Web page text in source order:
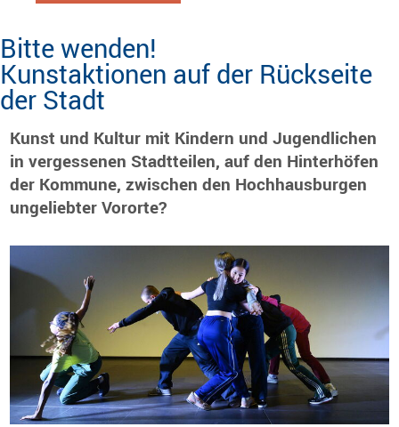
Bitte wenden!
Kunstaktionen auf der Rückseite
der Stadt
Kunst und Kultur mit Kindern und Jugendlichen
in vergessenen Stadtteilen, auf den Hinterhöfen
der Kommune, zwischen den Hochhausburgen
ungeliebter Vororte?